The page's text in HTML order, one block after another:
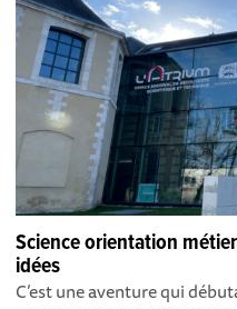
Science orientation
idées
C’est une aventure qui